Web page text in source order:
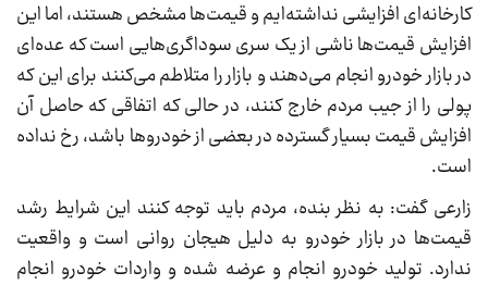
کارخانه‌ای افزایشی نداشته‌ایم و قیمت‌ها مشخص هستند، اما این
افزایش قیمت‌ها ناشی از یک سری سوداگری‌هایی است که عده‌ای
در بازار خودرو انجام می‌دهند و بازار را متلاطم می‌کنند برای این که
پولی را از جیب مردم خارج کنند، در حالی که اتفاقی که حاصل آن
افزایش قیمت بسیار گسترده در بعضی از خودرو‌ها باشد، رخ نداده
است.
زارعی گفت: به نظر بنده، مردم باید توجه کنند این شرایط رشد
قیمت‌ها در بازار خودرو به دلیل هیجان روانی است و واقعیت
ندارد. تولید خودرو انجام و عرضه شده و واردات خودرو انجام